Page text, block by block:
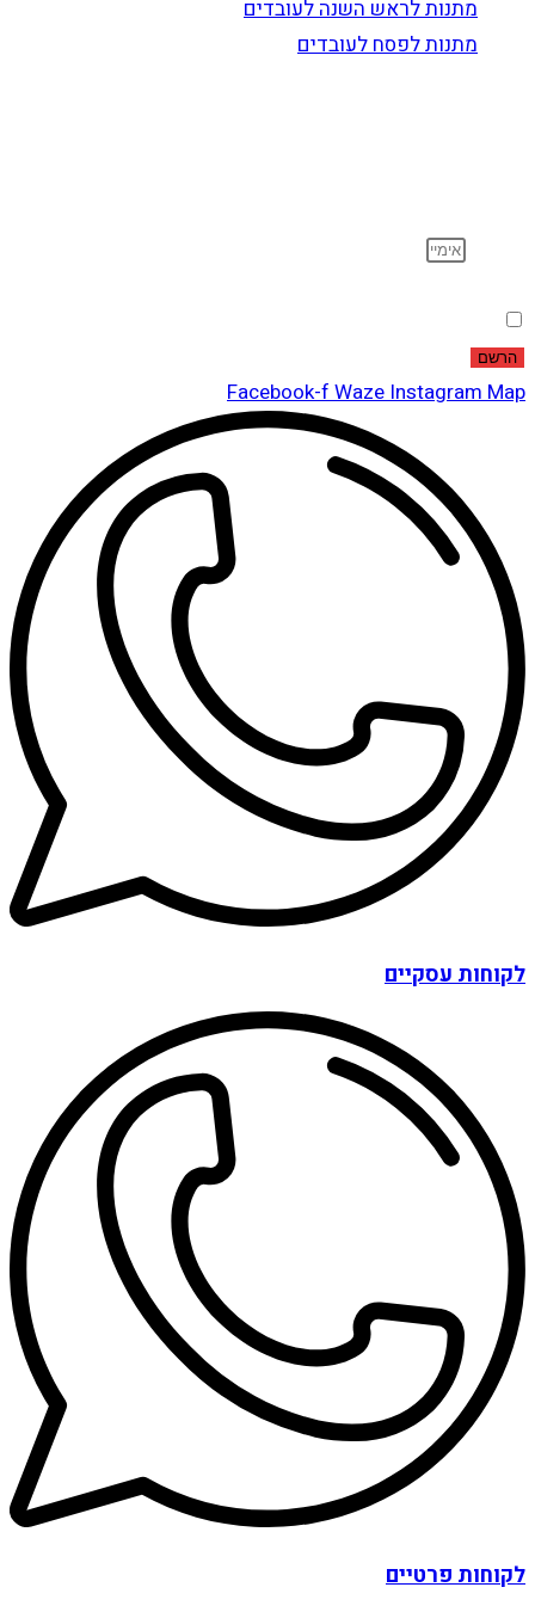
מתנות לראש השנה לעובדים
מתנות לפסח לעובדים
הרשם
Facebook-f Waze Instagram Map
לקוחות עסקיים
לקוחות פרטיים